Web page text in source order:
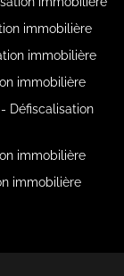
immobilière
immobilière
immobilière
Défiscalisation
immobilière
immobilière